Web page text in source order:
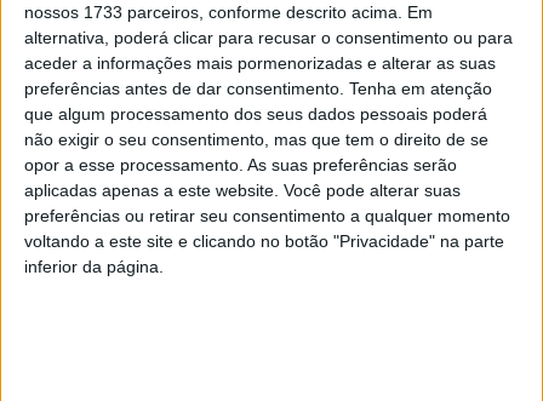
nossos 1733 parceiros, conforme descrito acima. Em
alternativa, poderá clicar para recusar o consentimento ou para
aceder a informações mais pormenorizadas e alterar as suas
preferências antes de dar consentimento. Tenha em atenção
que algum processamento dos seus dados pessoais poderá
não exigir o seu consentimento, mas que tem o direito de se
opor a esse processamento. As suas preferências serão
aplicadas apenas a este website. Você pode alterar suas
preferências ou retirar seu consentimento a qualquer momento
voltando a este site e clicando no botão "Privacidade" na parte
inferior da página.
Orlando Mendes, em Santa Comba Dão.
Esta e outras notícias para ouvir na Estação Diária – 96.8
FM ou emwww.968.fm
Pub
Académico de Viseu